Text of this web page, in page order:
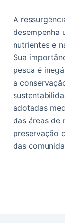
A
desempenha
nutrientes e
Sua
pesca é
a
adotadas
das áreas de
preservação
das